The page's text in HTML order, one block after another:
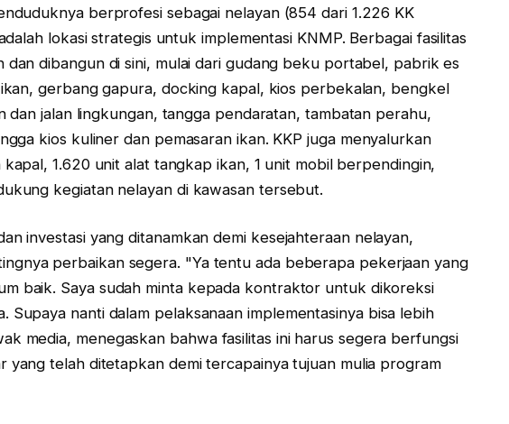
berprofesi sebagai nelayan (854 dari 1.226 KK
lokasi strategis untuk implementasi KNMP. Berbagai fasilitas
dan dibangun di sini, mulai dari gudang beku portabel, pabrik es
gerbang gapura, docking kapal, kios perbekalan, bengkel
dan jalan lingkungan, tangga pendaratan, tambatan perahu,
kios kuliner dan pemasaran ikan. KKP juga menyalurkan
1.620 unit alat tangkap ikan, 1 unit mobil berpendingin,
kegiatan nelayan di kawasan tersebut.
investasi yang ditanamkan demi kesejahteraan nelayan,
perbaikan segera. "Ya tentu ada beberapa pekerjaan yang
baik. Saya sudah minta kepada kontraktor untuk dikoreksi
Supaya nanti dalam pelaksanaan implementasinya bisa lebih
media, menegaskan bahwa fasilitas ini harus segera berfungsi
yang telah ditetapkan demi tercapainya tujuan mulia program